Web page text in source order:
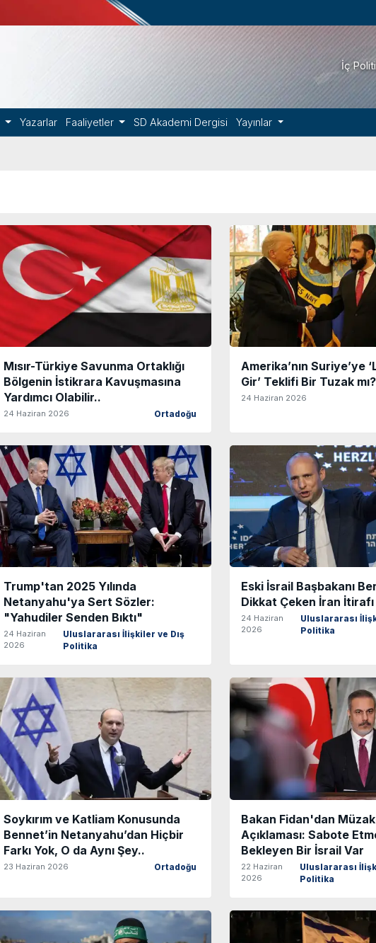
İç
Yazarlar Faaliyetler SD Akademi Dergisi Yayınlar
Mısır-Türkiye Savunma Ortaklığı
Bölgenin İstikrara Kavuşmasına
Yardımcı Olabilir..
24 Haziran 2026 Ortadoğu
Amerika’nın Suriye’ye
Gir’ Teklifi Bir Tuzak mı?
24 Haziran 2026
Trump'tan 2025 Yılında
Netanyahu'ya Sert Sözler:
"Yahudiler Senden Bıktı"
24 Haziran
2026
Uluslararası İlişkiler ve Dış
Politika
Eski İsrail Başbakanı
Dikkat Çeken İran İtirafı
24 Haziran
2026
Uluslararası
Politika
Soykırım ve Katliam Konusunda
Bennet’in Netanyahu’dan Hiçbir
Farkı Yok, O da Aynı Şey..
23 Haziran 2026 Ortadoğu
Bakan Fidan'dan
Açıklaması: Sabote
Bekleyen Bir İsrail Var
22 Haziran
2026
Uluslararası
Politika